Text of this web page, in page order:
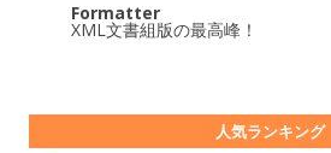
Formatter
XML文書組版の最高峰！
人気ランキング